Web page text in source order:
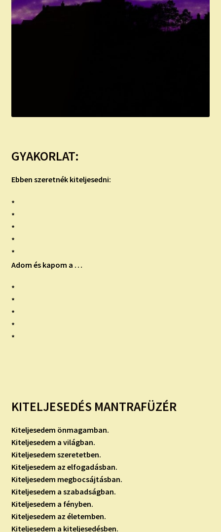
GYAKORLAT:
Ebben szeretnék kiteljesedni:
*
*
*
*
*
Adom és kapom a …
*
*
*
*
*
KITELJESEDÉS MANTRAFÜZÉR
Kiteljesedem önmagamban.
Kiteljesedem a világban.
Kiteljesedem szeretetben.
Kiteljesedem az elfogadásban.
Kiteljesedem megbocsájtásban.
Kiteljesedem a szabadságban.
Kiteljesedem a fényben.
Kiteljesedem az életemben.
Kiteljesedem a kiteljesedésben.